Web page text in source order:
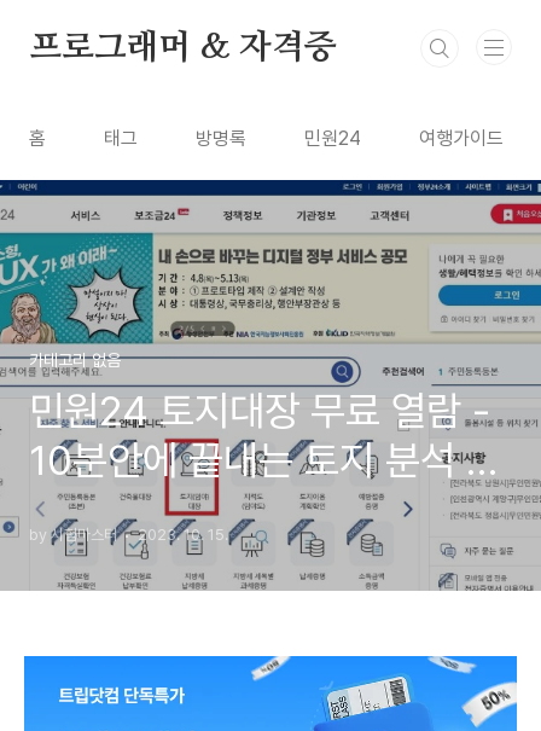
프로그래머 & 자격증
홈 태그 방명록 민원24 여행가이드
카테고리 없음
민원24 토지대장 무료 열람 -
10분안에 끝내는 토지 분석 방
법 2단계
by 시험마스터 2023. 10. 15.